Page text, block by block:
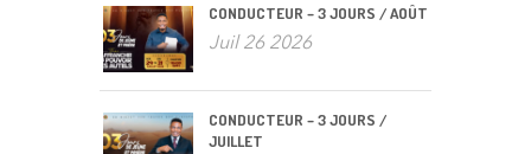
CONDUCTEUR – 3 JOURS / AOÛT
Juil 26 2026
CONDUCTEUR – 3 JOURS /
JUILLET